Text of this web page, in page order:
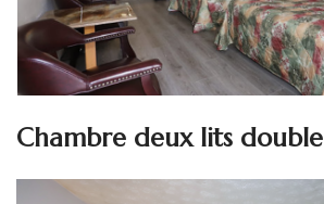
Chambre deux lits double